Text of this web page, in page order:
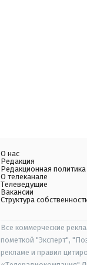
О нас
Редакция
Редакционная политика
О телеканале
Телеведущие
Вакансии
Структура
Все коммерческие
пометкой "Эксперт",
рекламе и правил